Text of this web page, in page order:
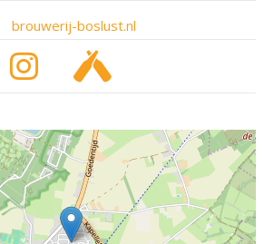
brouwerij-boslust.nl